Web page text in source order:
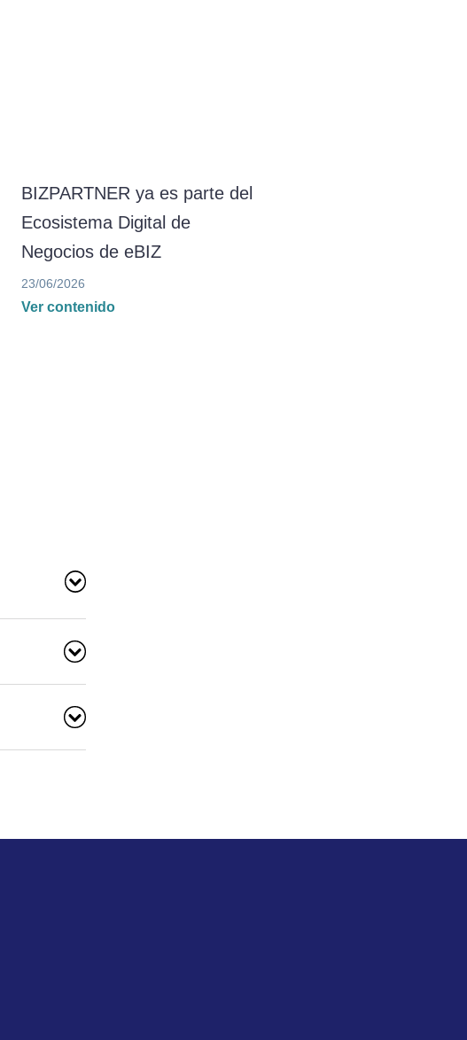
BIZPARTNER ya es parte del
Ecosistema Digital de
Negocios de eBIZ
23/06/2026
Ver contenido